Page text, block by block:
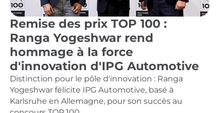
Remise des prix TOP 100 :
Ranga Yogeshwar rend
hommage à la force
d'innovation d'IPG Automotive
Distinction pour le pôle d'innovation : Ranga
Yogeshwar félicite IPG Automotive, basé à
Karlsruhe en Allemagne, pour son succès au